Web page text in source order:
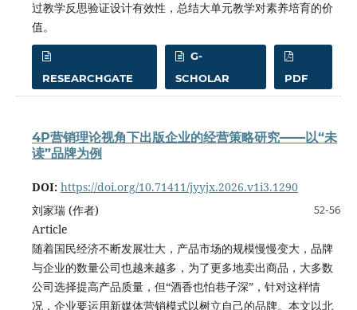
过教学反思验证设计有效性，总结大单元教学对素养培育的价
值。
RESEARCHGATE
G-
SCHOLAR
PDF
4P营销理论视角下出版企业的经营策略研究——以“未
读”品牌为例
DOI: https://doi.org/10.71411/jyyjx.2026.v1i3.1290
52-56
刘家瑞 (作者)
Article
随着国民经济不断发展壮大，产品市场的规模慢慢变大，品牌
与企业的数量公司也越来越多，为了更多地卖出商品，大多数
公司选择提高产品质量，但“酒香也怕巷子深”，针对这样情
况，企业要运用新媒体营销模式以树立自己的品牌。本文以北